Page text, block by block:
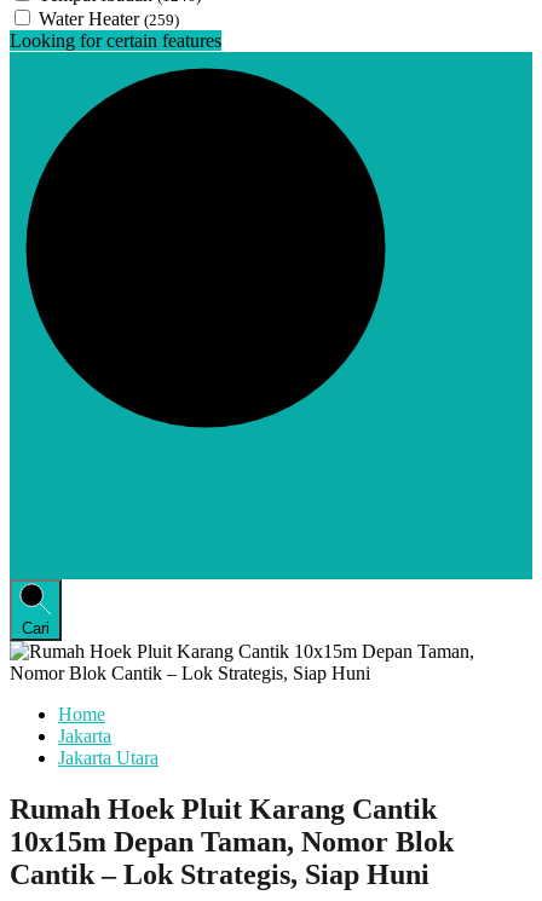
Water Heater (259)
Looking for certain features
Cari
Home
Jakarta
Jakarta Utara
Rumah Hoek Pluit Karang Cantik
10x15m Depan Taman, Nomor Blok
Cantik – Lok Strategis, Siap Huni